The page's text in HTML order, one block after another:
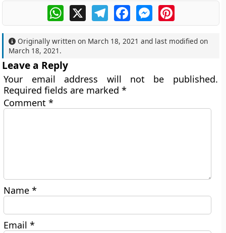
WhatsApp
X TelegramFacebookMessengerPinterest
Originally written on March 18, 2021 and last modified on
March 18, 2021 .
Leave a Reply
Your email address will not be published.
Required fields are marked*
Comment*
Name*
Email*